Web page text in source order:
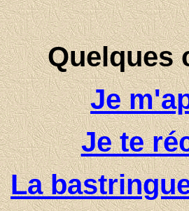
Quelques
Je
Je te
La